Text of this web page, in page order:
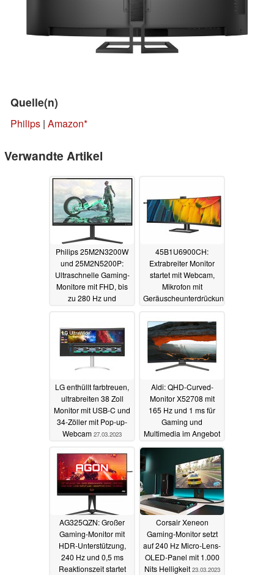
Quelle(n)
Philips | Amazon
Verwandte Artikel
Philips 25M2N3200W
und 25M2N5200P:
Ultraschnelle Gaming-
Monitore mit FHD, bis
zu 280 Hz und
45B1U6900CH:
Extrabreiter Monitor
startet mit Webcam,
Mikrofon mit
Geräuscheunterdrückung
LG enthüllt farbtreuen,
ultrabreiten 38 Zoll
Monitor mit USB-C und
34-Zöller mit Pop-up-
Webcam 27.03.2023
Aldi: QHD-Curved-
Monitor X52708 mit
165 Hz und 1 ms für
Gaming und
Multimedia im Angebot
25.03.2023
AG325QZN: Großer
Gaming-Monitor mit
HDR-Unterstützung,
240 Hz und 0,5 ms
Reaktionszeit startet
Corsair Xeneon
Gaming-Monitor setzt
auf 240 Hz Micro-Lens-
OLED-Panel mit 1.000
Nits Helligkeit 23.03.2023